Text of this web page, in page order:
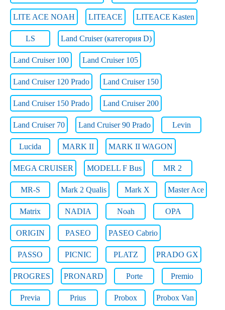
LITE ACE NOAH LITEACE LITEACE Kasten
LS Land Cruiser (категория D)
Land Cruiser 100 Land Cruiser 105
Land Cruiser 120 Prado Land Cruiser 150
Land Cruiser 150 Prado Land Cruiser 200
Land Cruiser 70 Land Cruiser 90 Prado Levin
Lucida MARK II MARK II WAGON
MEGA CRUISER MODELL F Bus MR 2
MR-S Mark 2 Qualis Mark X Master Ace
Matrix NADIA Noah OPA
ORIGIN PASEO PASEO Cabrio
PASSO PICNIC PLATZ PRADO GX
PROGRES PRONARD Porte Premio
Previa Prius Probox Probox Van